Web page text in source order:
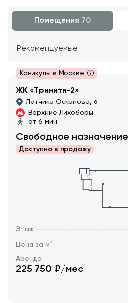
Помещения 70
Рекомендуемые
Каникулы в Москве
ЖК «Тринити-2»
Лётчика Осканова, 6
Верхние Лихоборы
от 6 мин.
Свободное назначение
Доступно в продажу
Этаж
Цена за м2
Аренда
225 750 ₽/мес